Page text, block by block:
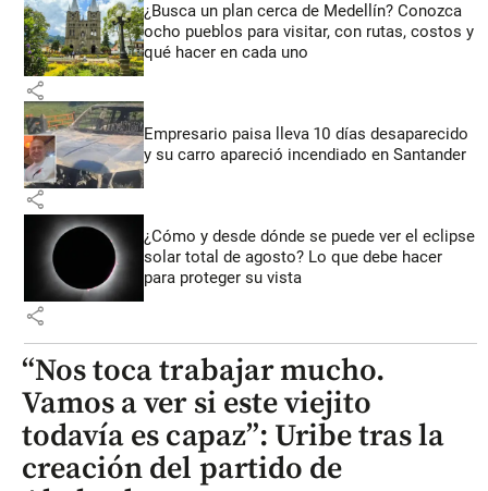
¿Busca un plan cerca de Medellín? Conozca
ocho pueblos para visitar, con rutas, costos y
qué hacer en cada uno
share
Empresario paisa lleva 10 días desaparecido
y su carro apareció incendiado en Santander
share
¿Cómo y desde dónde se puede ver el eclipse
solar total de agosto? Lo que debe hacer
para proteger su vista
share
“Nos toca trabajar mucho.
Vamos a ver si este viejito
todavía es capaz”: Uribe tras la
creación del partido de